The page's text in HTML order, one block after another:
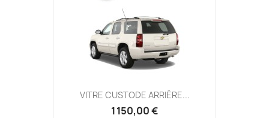
VITRE CUSTODE ARRIÈRE...
1 150,00 €